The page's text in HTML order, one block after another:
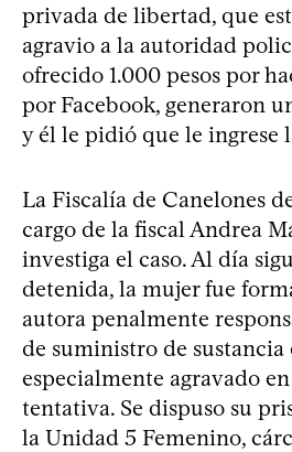
privada de libertad, que
agravio a la autoridad
ofrecido 1.000 pesos por
por Facebook, generaron
y él le pidió que le ingrese
La Fiscalía de Canelones
cargo de la fiscal Andrea
investiga el caso. Al día
detenida, la mujer fue
autora penalmente
de suministro de sustancia
especialmente agravado
tentativa. Se dispuso su
la Unidad 5 Femenino,